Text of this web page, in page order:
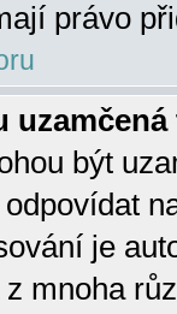
právo
uzamčená
být
je
mnoha